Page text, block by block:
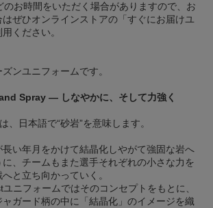
のお時間をいただく場合がありますので、お
ぜひオンラインストアの「すぐにお届けユ
ください。
ンユニフォームです。
Spray ― しなやかに、そして力強く
、日本語で“砂岩”を意味します。
い年月をかけて結晶化しやがて強固な岩へ
、チームもまた選手それぞれの小さな力を
と立ち向かっていく。
ニフォームではそのコンセプトをもとに、
ガード柄の中に「結晶化」のイメージを織